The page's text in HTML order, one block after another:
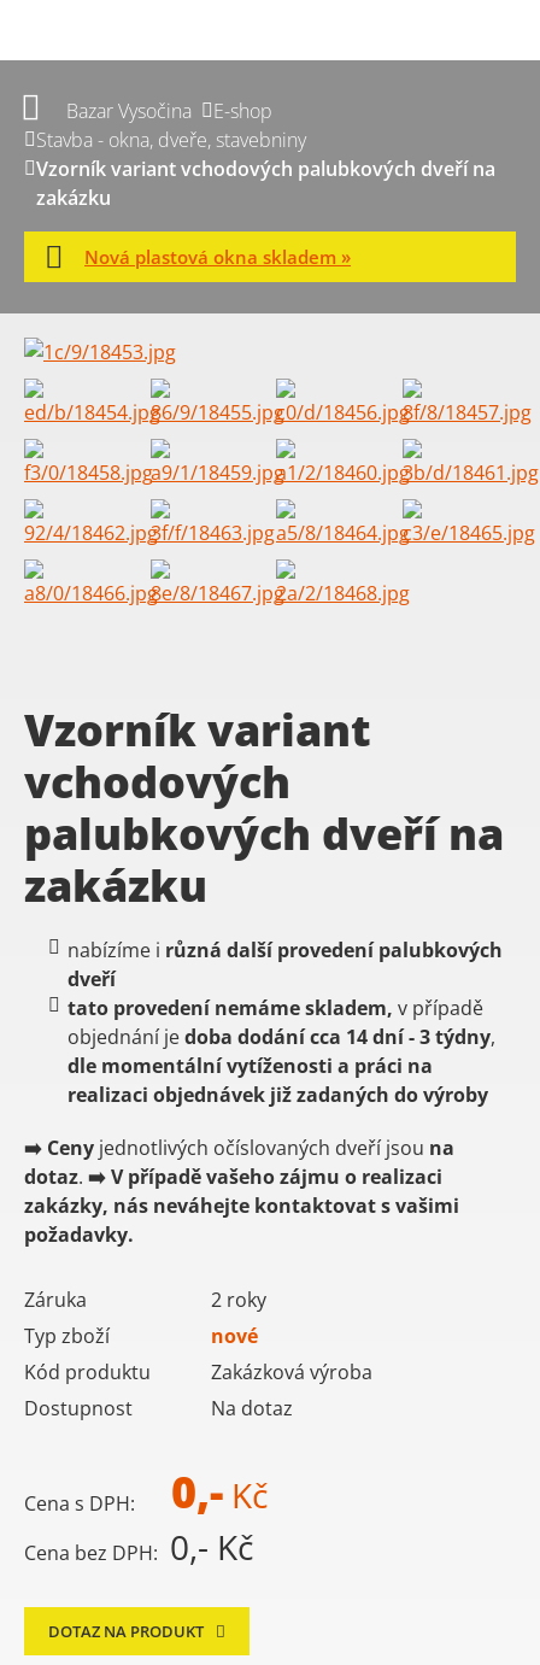
Bazar Vysočina
E-shop
Stavba - okna, dveře, stavebniny
Vzorník variant vchodových palubkových dveří na
zakázku
Nová plastová okna skladem »
Vzorník variant
vchodových
palubkových dveří na
zakázku
nabízíme i různá další provedení palubkových
dveří
tato provedení nemáme skladem, v případě
objednání jedoba dodání cca 14 dní - 3 týdny,
dle momentální vytíženosti a práci na
realizaci objednávek již zadaných do výroby
➡️ Ceny jednotlivých očíslovaných dveří jsou na
dotaz. ➡️V případě vašeho zájmu o realizaci
zakázky, nás neváhejte kontaktovat s vašimi
požadavky.
Záruka
2 roky
Typ zboží
nové
Kód produktu
Zakázková výroba
Dostupnost
Na dotaz
Cena s DPH: 0,- Kč
Cena bez DPH: 0,- Kč
DOTAZ NA PRODUKT